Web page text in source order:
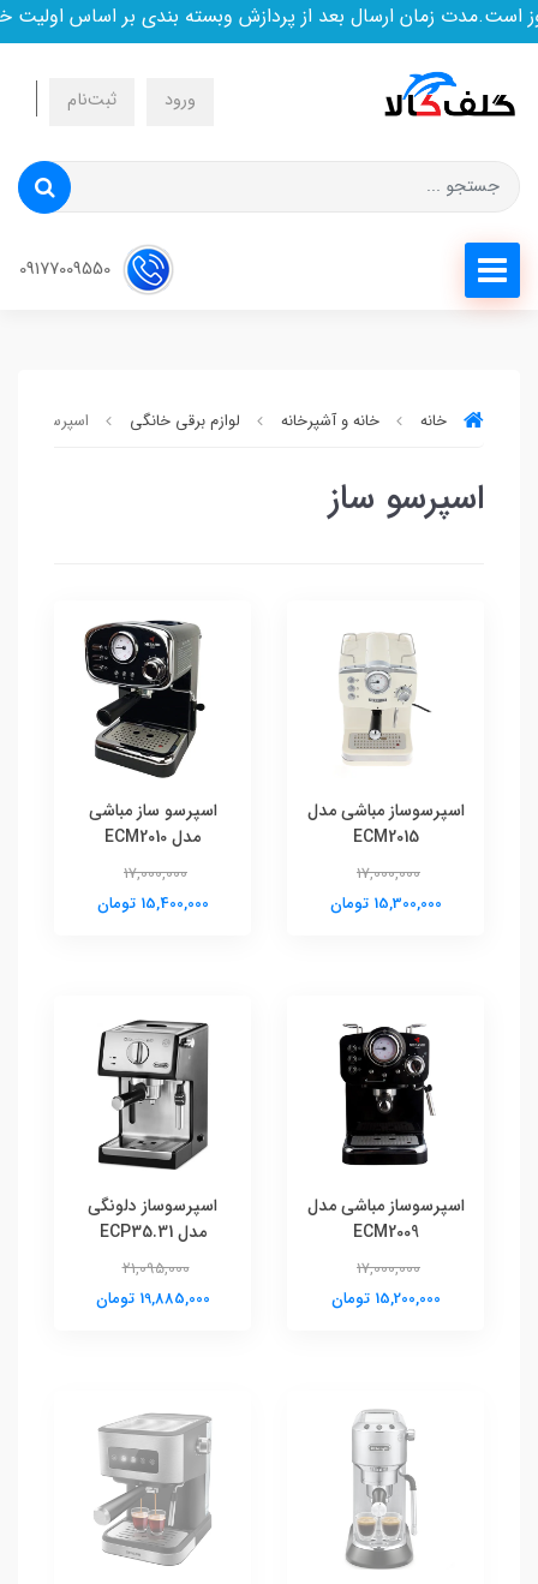
زمان ارسال بعد از پردازش وبسته بندی بر اساس اولیت
ورود ثبت‌نام
خانه خانه و آشپرخانه لوازم برقی خانگی اسپرسو ساز
اسپرسو ساز
اسپرسوساز مباشی مدل
ECM2015
17,000,000
15,300,000 تومان
اسپرسو ساز مباشی
مدل ECM2010
17,000,000
15,400,000 تومان
اسپرسوساز مباشی مدل
ECM2009
17,000,000
15,200,000 تومان
اسپرسوساز دلونگی
مدل ECP35.31
21,095,000
19,885,000 تومان